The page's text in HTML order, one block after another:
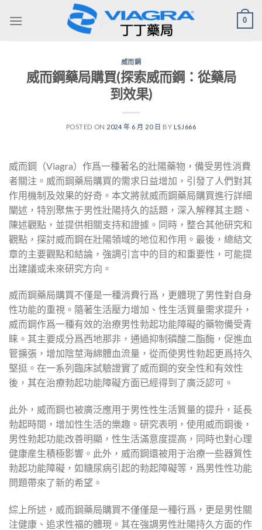
0
威而鋼
威而鋼藥局購買(探索威而鋼：從藥局
到效果)
POSTED ON 2024 年 6 月 20 日 BY LSJ666
威而鋼（Viagra）作爲一種著名的壯陽藥物，備受男性消費
者關注。威而鋼藥局購買的需求日益增加，引發了人們對其
作用機制及效果的好奇。本文將就威而鋼藥局購買進行詳細
闡述，特別聚焦于男性壯陽持久的話題，深入解釋其主題、
陳述觀點，並提供相關支持和證據。同時，整合其他研究和
觀點，探討威而鋼在壯陽領域的地位和作用。最後，總結文
章的主要觀點和結論，強調引言中的目的和重要性，可能提
出建議或未來研究方向。
威而鋼藥局購買不僅是一種消費行爲，更體現了男性對自身
性功能的重視。隨著生活壓力增加、性生活質量需求提升，
威而鋼作爲一種有效的治療男性勃起功能障礙的藥物備受青
睐。其主要成分爲西地那非，通過抑制磷酸二酯酶，促進血
管擴張，增加陰莖海綿體血流量，從而使男性勃起更爲持久
堅挺。在一系列臨床試驗證實了威而鋼的安全性和有效性
後，其在治療勃起功能障礙方面已經得到了廣泛認可。
此外，威而鋼也被廣泛應用于男性性生活質量的提升，延長
勃起時間，增加性生活的樂趣。研究表明，使用威而鋼後，
男性勃起功能改善明顯，性生活滿意度提高，同時也對心理
健康産生積極影響。此外，威而鋼還被用于治療一些器質性
勃起功能障礙，如糖尿病引起的勃起障礙等，爲男性性功能
問題帶來了新的希望。
綜上所述，威而鋼藥局購買不僅僅是一種行爲，更是男性關
注健康、追求性福的體現。其在強調男性壯陽持久方面的作